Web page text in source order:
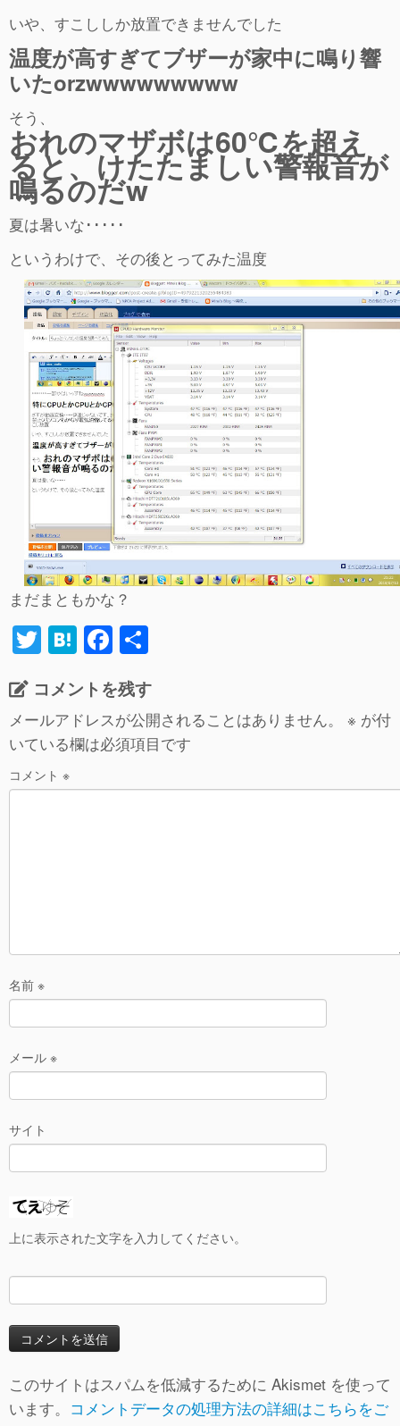
いや、すこししか放置できませんでした
温度が高すぎてブザーが家中に鳴り響
いたorzwwwwwwwww
そう、
おれのマザボは60℃を超え
ると、けたたましい警報音が
鳴るのだw
夏は暑いな･････
というわけで、その後とってみた温度
まだまともかな？
T
tt
er
H
e
n
a
F
c
e
b
o
コメントを残す
メールアドレスが公開されることはありません。 ※ が付
いている欄は必須項目です
コメント ※
名前 ※
メール ※
サイト
上に表示された文字を入力してください。
このサイトはスパムを低減するために Akismet を使って
います。 コメントデータの処理方法の詳細はこちらをご